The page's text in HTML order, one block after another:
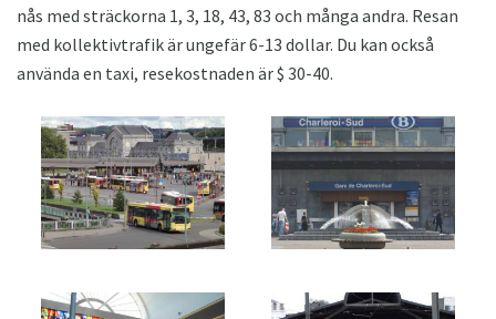
nås med sträckorna 1, 3, 18, 43, 83 och många andra. Resan
med kollektivtrafik är ungefär 6-13 dollar. Du kan också
använda en taxi, resekostnaden är $ 30-40.